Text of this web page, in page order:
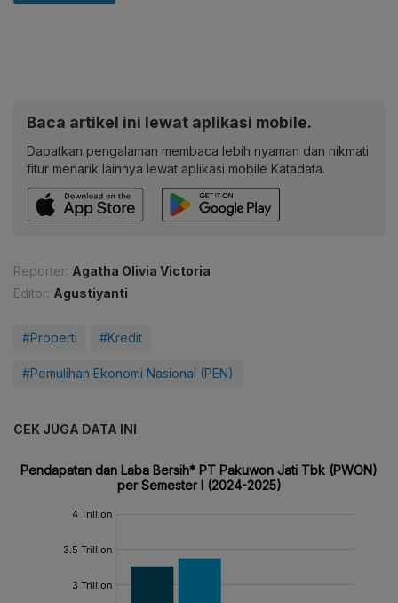
Baca artikel ini lewat aplikasi mobile.
Dapatkan pengalaman membaca lebih nyaman dan nikmati
fitur menarik lainnya lewat aplikasi mobile Katadata.
Reporter: Agatha Olivia Victoria
Editor: Agustiyanti
#Properti #Kredit
#Pemulihan Ekonomi Nasional (PEN)
CEK JUGA DATA INI